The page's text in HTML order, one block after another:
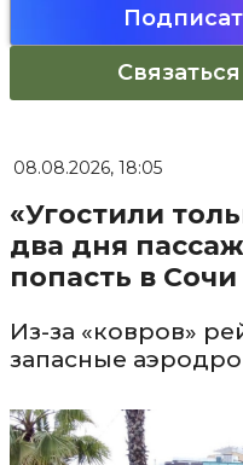
08.08.2026, 18:05
«Угостили
два дня
попасть в Сочи
Из-за «ковров»
запасные